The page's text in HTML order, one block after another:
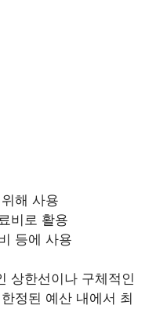
해 사용
비로 활용
등에 사용
상한선이나 구체적인
정된 예산 내에서 최